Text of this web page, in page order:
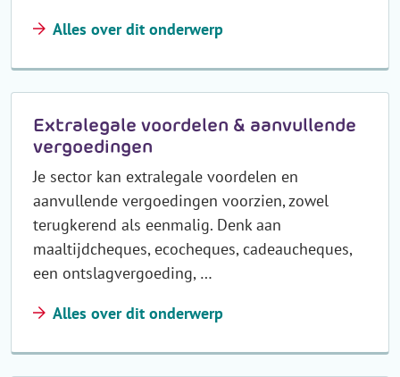
Alles over dit onderwerp
Extralegale voordelen & aanvullende
vergoedingen
Je sector kan extralegale voordelen en
aanvullende vergoedingen voorzien, zowel
terugkerend als eenmalig. Denk aan
maaltijdcheques, ecocheques, cadeaucheques,
een ontslagvergoeding, …
Alles over dit onderwerp